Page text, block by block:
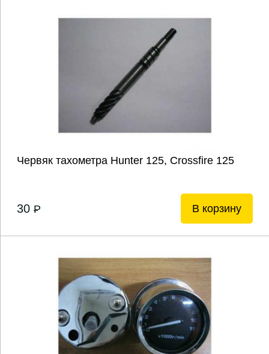
Червяк тахометра Hunter 125, Crossfire 125
30 P В корзину